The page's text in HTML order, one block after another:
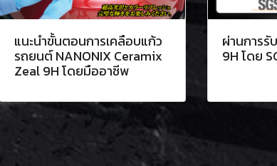
แนะนำขั้นตอนการเคลือบแก้ว
รถยนต์ NANONIX Ceramix
Zeal 9H โดยมืออาชีพ
ผ่านการรั
9H โดย